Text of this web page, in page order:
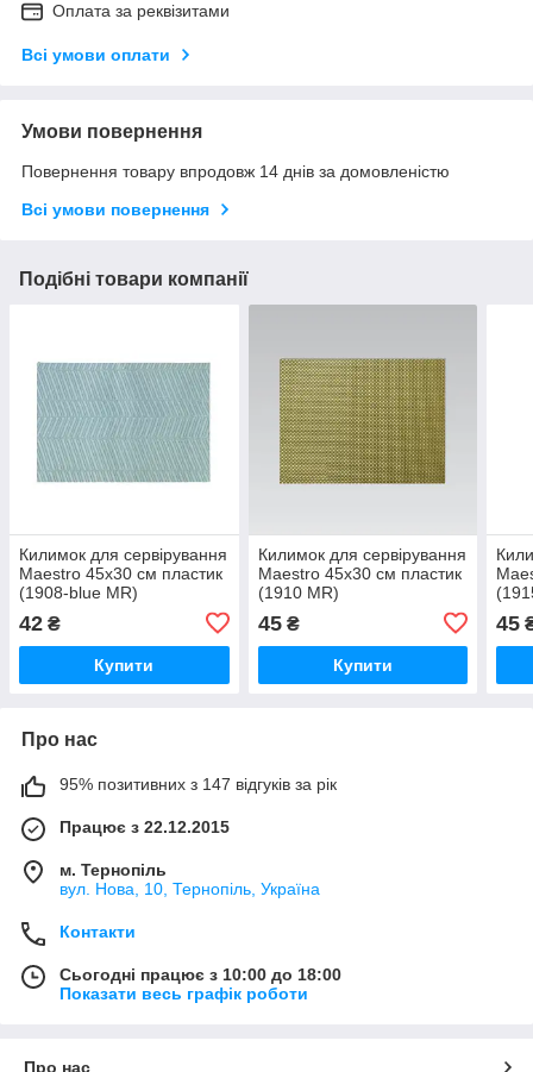
Оплата за реквізитами
Всі умови оплати
Умови повернення
Повернення товару впродовж 14 днів за домовленістю
Всі умови повернення
Подібні товари компанії
Килимок для сервірування
Maestro 45х30 см пластик
(1908-blue MR)
42 ₴
Купити
Килимок для сервірування
Maestro 45х30 см пластик
(1910 MR)
45₴
Купити
45
Про нас
95% позитивних з 147 відгуків за рік
Працює з 22.12.2015
м. Тернопіль
вул. Нова, 10, Тернопіль, Україна
Контакти
Сьогодні працює з 10:00 до 18:00
Показати весь графік роботи
Про нас